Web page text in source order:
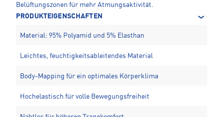
Belüftungszonen für mehr Atmungsaktivität.
PRODUKTEIGENSCHAFTEN
Material: 95% Polyamid und 5% Elasthan
Leichtes, feuchtigkeitsableitendes Material
Body-Mapping für ein optimales Körperklima
Hochelastisch für volle Bewegungsfreiheit